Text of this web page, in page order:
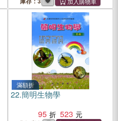
滿額折
22.簡明生物學
95
523